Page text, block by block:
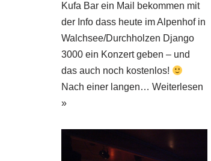
Kufa Bar ein Mail bekommen mit
der Info dass heute im Alpenhof in
Walchsee/Durchholzen Django
3000 ein Konzert geben – und
das auch noch kostenlos!
Nach einer langen… Weiterlesen
»